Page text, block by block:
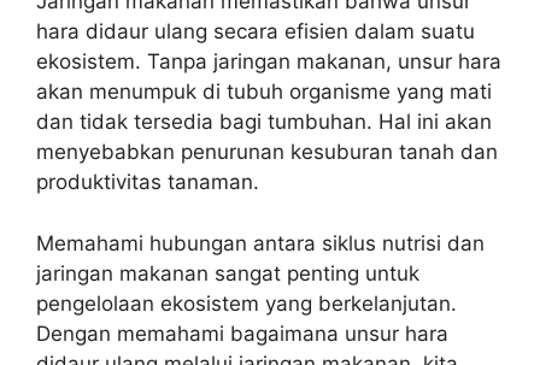
hara didaur ulang secara efisien dalam suatu
ekosistem. Tanpa jaringan makanan, unsur hara
akan menumpuk di tubuh organisme yang mati
dan tidak tersedia bagi tumbuhan. Hal ini akan
menyebabkan penurunan kesuburan tanah dan
produktivitas tanaman.
Memahami hubungan antara siklus nutrisi dan
jaringan makanan sangat penting untuk
pengelolaan ekosistem yang berkelanjutan.
Dengan memahami bagaimana unsur hara